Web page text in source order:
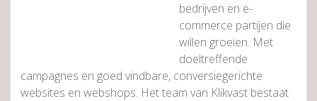
bedrijven en e-
commerce partijen die
willen groeien. Met
doeltreffende
campagnes en goed vindbare, conversiegerichte
websites en webshops. Het team van Klikvast bestaat